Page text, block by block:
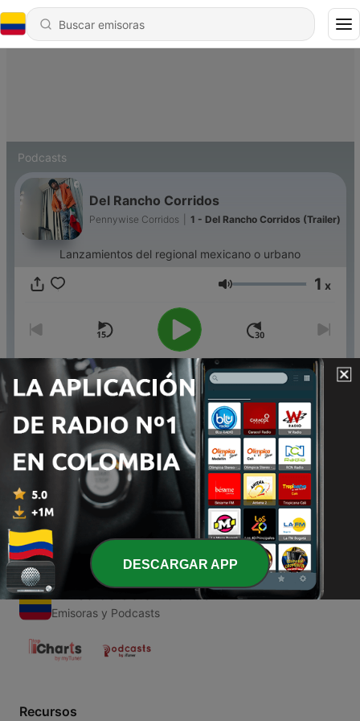
Podcasts
Del Rancho Corridos
Pennywise Corridos 1 - Del Rancho Corridos (Trailer)
Lanzamientos del regional mexicano o urbano
Volumen 1 x
00:00
Episodios
1 - Del Rancho Corridos (Trailer)
21 mar. 2020
Emisoras Colombianas
Emisoras y Podcasts
Recursos
DESCARGAR APP